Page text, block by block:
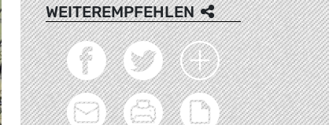
WEITEREMPFEHLEN